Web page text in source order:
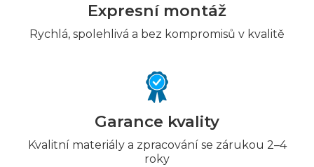
Expresní montáž
Rychlá, spolehlivá a bez kompromisů v kvalitě
Garance kvality
Kvalitní materiály a zpracování se zárukou 2–4
roky